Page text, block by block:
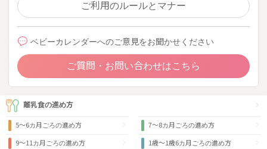
ご利用のルールとマナー
ベビーカレンダーへのご意見をお聞かせください
ご質問・お問い合わせはこちら
離乳食の進め方
5～6カ月ごろの進め方 7～8カ月ごろの進め方
9〜11カ月ごろの進め方 1歳〜1歳6カ月ごろの進め方